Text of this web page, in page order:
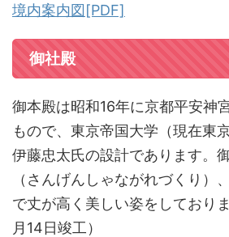
境内案内図[PDF]
御社殿
御本殿は昭和16年に京都平安神
もので、東京帝国大学（現在東
伊藤忠太氏の設計であります。
（さんげんしゃながれづくり）
で丈が高く美しい姿をしており
月14日竣工）